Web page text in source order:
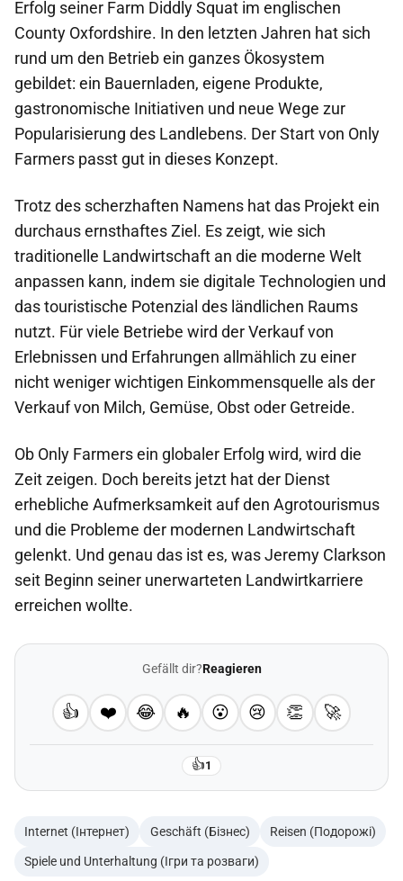
Erfolg seiner Farm Diddly Squat im englischen
County Oxfordshire. In den letzten Jahren hat sich
rund um den Betrieb ein ganzes Ökosystem
gebildet: ein Bauernladen, eigene Produkte,
gastronomische Initiativen und neue Wege zur
Popularisierung des Landlebens. Der Start von Only
Farmers passt gut in dieses Konzept.
Trotz des scherzhaften Namens hat das Projekt ein
durchaus ernsthaftes Ziel. Es zeigt, wie sich
traditionelle Landwirtschaft an die moderne Welt
anpassen kann, indem sie digitale Technologien und
das touristische Potenzial des ländlichen Raums
nutzt. Für viele Betriebe wird der Verkauf von
Erlebnissen und Erfahrungen allmählich zu einer
nicht weniger wichtigen Einkommensquelle als der
Verkauf von Milch, Gemüse, Obst oder Getreide.
Ob Only Farmers ein globaler Erfolg wird, wird die
Zeit zeigen. Doch bereits jetzt hat der Dienst
erhebliche Aufmerksamkeit auf den Agrotourismus
und die Probleme der modernen Landwirtschaft
gelenkt. Und genau das ist es, was Jeremy Clarkson
seit Beginn seiner unerwarteten Landwirtkarriere
erreichen wollte.
Gefällt dir?Reagieren
👍 ❤️ 😂 🔥 😮 😢 👏 🚀
👍1
Internet (Інтернет) Geschäft (Бізнес) Reisen (Подорожі)
Spiele und Unterhaltung (Ігри та розваги)